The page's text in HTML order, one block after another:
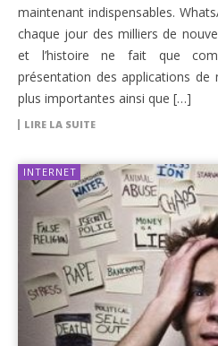
maintenant indispensables.
chaque jour des milliers de
et l’histoire ne fait que
présentation des applications de
plus importantes ainsi que […]
LIRE LA SUITE
INTERNET